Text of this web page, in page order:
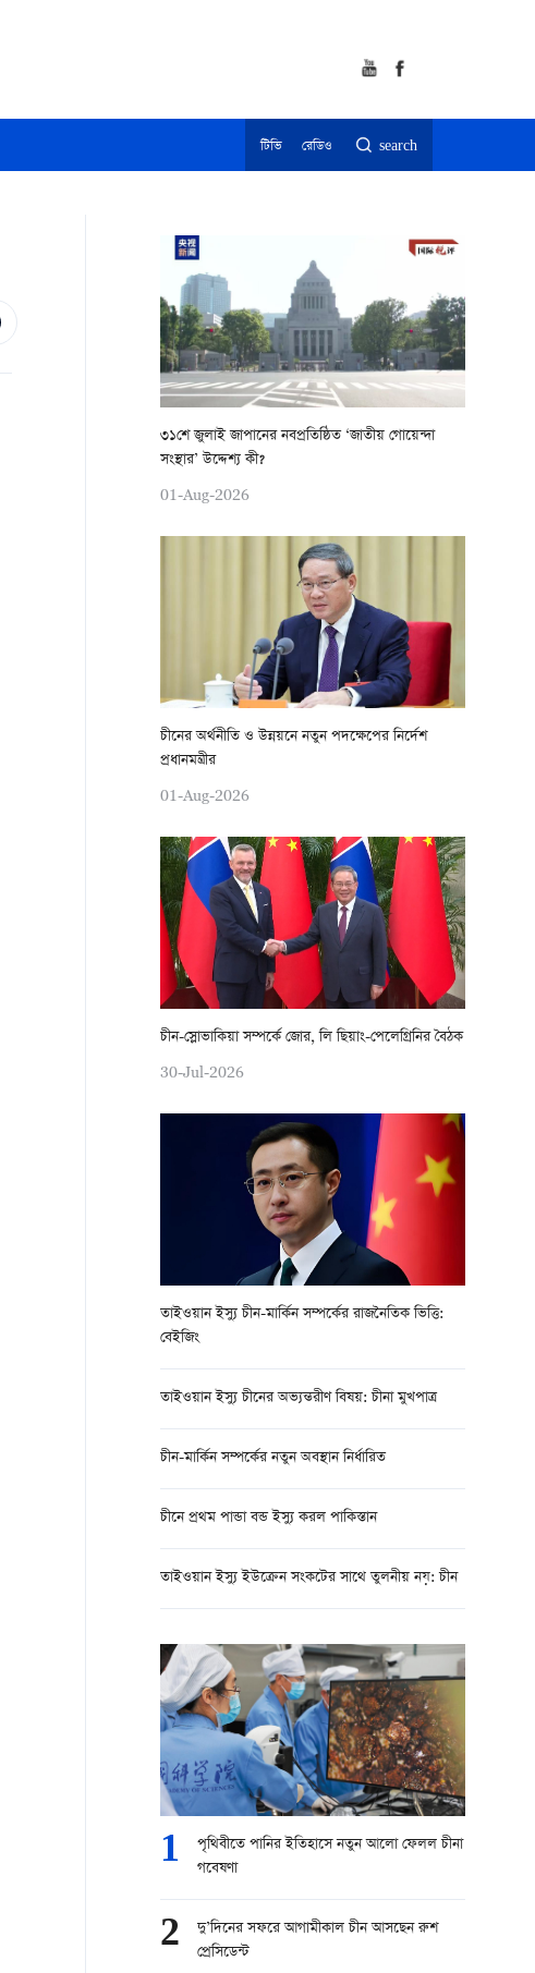
টিভি রেডিও search
৩১শে জুলাই জাপানের নবপ্রতিষ্ঠিত ‘জাতীয় গোয়েন্দা
সংস্থার’ উদ্দেশ্য কী?
01-Aug-2026
চীনের অর্থনীতি ও উন্নয়নে নতুন পদক্ষেপের নির্দেশ
প্রধানমন্ত্রীর
01-Aug-2026
চীন-স্লোভাকিয়া সম্পর্কে জোর, লি ছিয়াং-পেলেগ্রিনির বৈঠক
30-Jul-2026
তাইওয়ান ইস্যু চীন-মার্কিন সম্পর্কের রাজনৈতিক ভিত্তি:
বেইজিং
তাইওয়ান ইস্যু চীনের অভ্যন্তরীণ বিষয়: চীনা মুখপাত্র
চীন-মার্কিন সম্পর্কের নতুন অবস্থান নির্ধারিত
চীনে প্রথম পান্ডা বন্ড ইস্যু করল পাকিস্তান
তাইওয়ান ইস্যু ইউক্রেন সংকটের সাথে তুলনীয় নয়: চীন
1
পৃথিবীতে পানির ইতিহাসে নতুন আলো ফেলল চীনা
গবেষণা
2
দু’দিনের সফরে আগামীকাল চীন আসছেন রুশ
প্রেসিডেন্ট